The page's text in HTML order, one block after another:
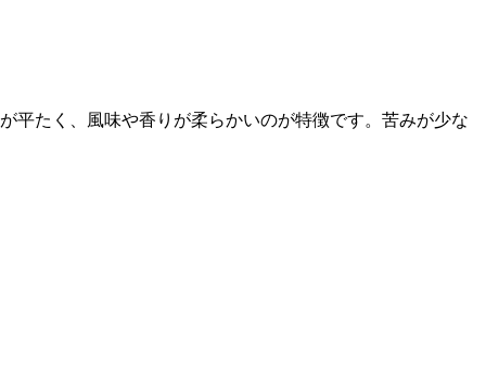
平たく、風味や香りが柔らかいのが特徴です。苦みが少な